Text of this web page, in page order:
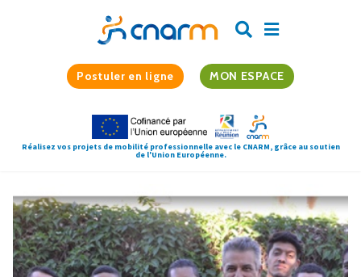
Postuler en ligne MON ESPACE
Réalisez vos projets de mobilité professionnelle avec le CNARM, grâce au soutien
de l'Union Européenne.